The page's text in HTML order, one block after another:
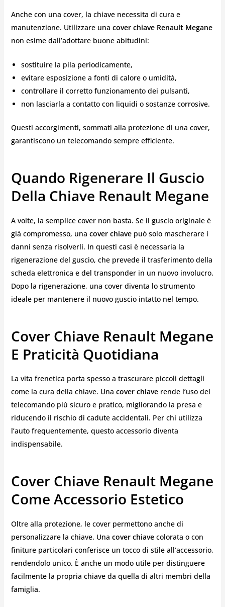
Anche con una cover, la chiave necessita di cura e
manutenzione. Utilizzare una cover chiave Renault Megane
non esime dall’adottare buone abitudini:
sostituire la pila periodicamente,
evitare esposizione a fonti di calore o umidità,
controllare il corretto funzionamento dei pulsanti,
non lasciarla a contatto con liquidi o sostanze corrosive.
Questi accorgimenti, sommati alla protezione di una cover,
garantiscono un telecomando sempre efficiente.
Quando Rigenerare Il Guscio
Della Chiave Renault Megane
A volte, la semplice cover non basta. Se il guscio originale è
già compromesso, una cover chiave può solo mascherare i
danni senza risolverli. In questi casi è necessaria la
rigenerazione del guscio, che prevede il trasferimento della
scheda elettronica e del transponder in un nuovo involucro.
Dopo la rigenerazione, una cover diventa lo strumento
ideale per mantenere il nuovo guscio intatto nel tempo.
Cover Chiave Renault Megane
E Praticità Quotidiana
La vita frenetica porta spesso a trascurare piccoli dettagli
come la cura della chiave. Una cover chiave rende l’uso del
telecomando più sicuro e pratico, migliorando la presa e
riducendo il rischio di cadute accidentali. Per chi utilizza
l’auto frequentemente, questo accessorio diventa
indispensabile.
Cover Chiave Renault Megane
Come Accessorio Estetico
Oltre alla protezione, le cover permettono anche di
personalizzare la chiave. Una cover chiavecolorata o con
finiture particolari conferisce un tocco di stile all’accessorio,
rendendolo unico. È anche un modo utile per distinguere
facilmente la propria chiave da quella di altri membri della
famiglia.